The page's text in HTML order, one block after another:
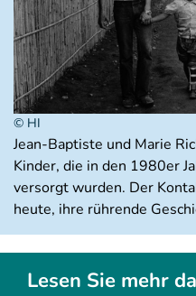
© HI
Jean-Baptiste und Marie
Kinder, die in den 1980er
versorgt wurden. Der
heute, ihre rührende
Lesen Sie mehr